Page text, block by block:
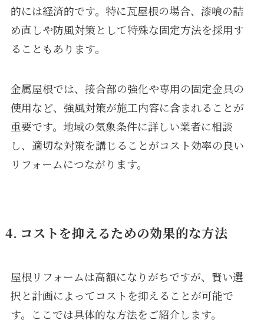
的には経済的です。特に瓦屋根の場合、漆喰の詰
め直しや防風対策として特殊な固定方法を採用す
ることもあります。
金属屋根では、接合部の強化や専用の固定金具の
使用など、強風対策が施工内容に含まれることが
重要です。地域の気象条件に詳しい業者に相談
し、適切な対策を講じることがコスト効率の良い
リフォームにつながります。
4. コストを抑えるための効果的な方法
屋根リフォームは高額になりがちですが、賢い選
択と計画によってコストを抑えることが可能で
す。ここでは具体的な方法をご紹介します。